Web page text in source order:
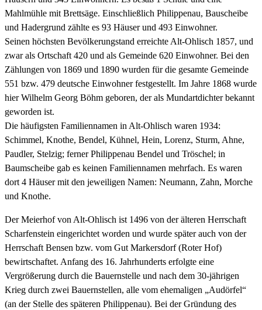
Mahlmühle mit Brettsäge. Einschließlich Philippenau, Bauscheibe
und Hadergrund zählte es 93 Häuser und 493 Einwohner.
Seinen höchsten Bevölkerungstand erreichte Alt-Ohlisch 1857, und
zwar als Ortschaft 420 und als Gemeinde 620 Einwohner. Bei den
Zählungen von 1869 und 1890 wurden für die gesamte Gemeinde
551 bzw. 479 deutsche Einwohner festgestellt. Im Jahre 1868 wurde
hier Wilhelm Georg Böhm geboren, der als Mundartdichter bekannt
geworden ist.
Die häufigsten Familiennamen in Alt-Ohlisch waren 1934:
Schimmel, Knothe, Bendel, Kühnel, Hein, Lorenz, Sturm, Ahne,
Paudler, Stelzig; ferner Philippenau Bendel und Tröschel; in
Baumscheibe gab es keinen Familiennamen mehrfach. Es waren
dort 4 Häuser mit den jeweiligen Namen: Neumann, Zahn, Morche
und Knothe.
Der Meierhof von Alt-Ohlisch ist 1496 von der älteren Herrschaft
Scharfenstein eingerichtet worden und wurde später auch von der
Herrschaft Bensen bzw. vom Gut Markersdorf (Roter Hof)
bewirtschaftet. Anfang des 16. Jahrhunderts erfolgte eine
Vergrößerung durch die Bauernstelle und nach dem 30-jährigen
Krieg durch zwei Bauernstellen, alle vom ehemaligen „Audörfel“
(an der Stelle des späteren Philippenau). Bei der Gründung des